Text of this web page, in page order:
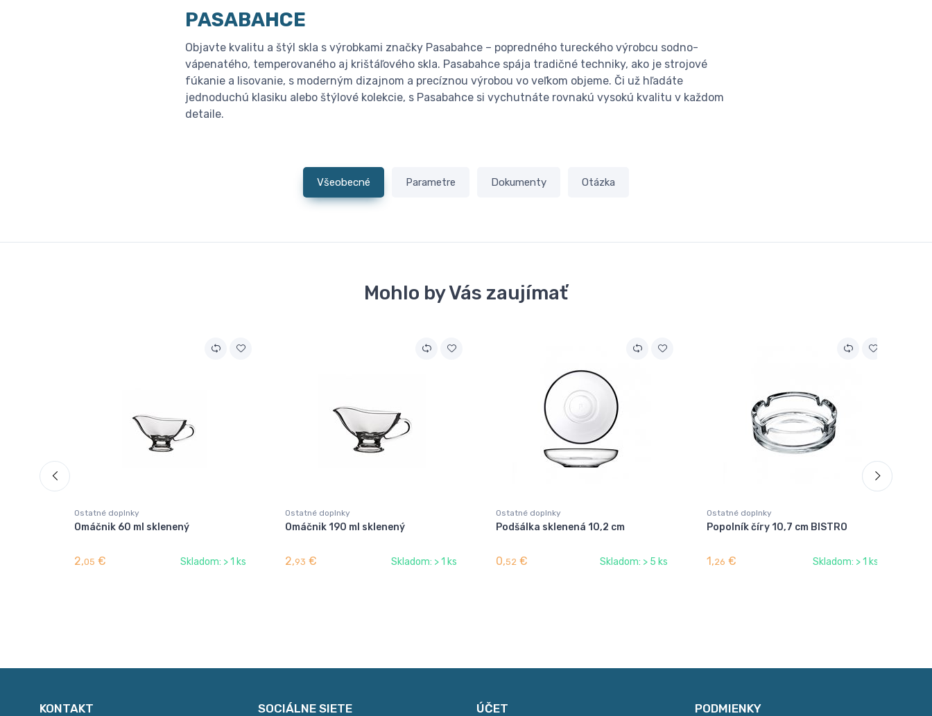
PASABAHCE
Objavte kvalitu a štýl skla s výrobkami značky Pasabahce – popredného tureckého výrobcu sodno-
vápenatého, temperovaného aj krištáľového skla. Pasabahce spája tradičné techniky, ako je strojové
fúkanie a lisovanie, s moderným dizajnom a precíznou výrobou vo veľkom objeme. Či už hľadáte
jednoduchú klasiku alebo štýlové kolekcie, s Pasabahce si vychutnáte rovnakú vysokú kvalitu v každom
detaile.
Všeobecné Parametre Dokumenty Otázka
Mohlo by Vás zaujímať
Ostatné doplnky
Omáčnik 60 ml sklenený
2,05 € Skladom: > 1 ks
Ostatné doplnky
Omáčnik 190 ml sklenený
2,93 € Skladom: > 1 ks
Ostatné doplnky
Podšálka sklenená 10,2 cm
0,52 € Skladom: > 5 ks
Ostatné doplnky
Popolník číry 10,7 cm BISTRO
1,26 € Skladom: > 1 ks
KONTAKT SOCIÁLNE SIETE ÚČET PODMIENKY